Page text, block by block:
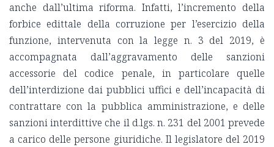
anche dall’ultima riforma. Infatti, l’incremento della
forbice edittale della corruzione per l’esercizio della
funzione, intervenuta con la legge n. 3 del 2019, è
accompagnata dall’aggravamento delle sanzioni
accessorie del codice penale, in particolare quelle
dell’interdizione dai pubblici uffici e dell’incapacità di
contrattare con la pubblica amministrazione, e delle
sanzioni interdittive che il d.lgs. n. 231 del 2001 prevede
a carico delle persone giuridiche. Il legislatore del 2019